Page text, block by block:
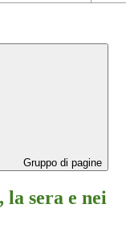
Gruppo di pagine
la sera e nei